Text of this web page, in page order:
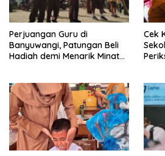
Perjuangan Guru di
Banyuwangi, Patungan Beli
Hadiah demi Menarik Minat
Cek